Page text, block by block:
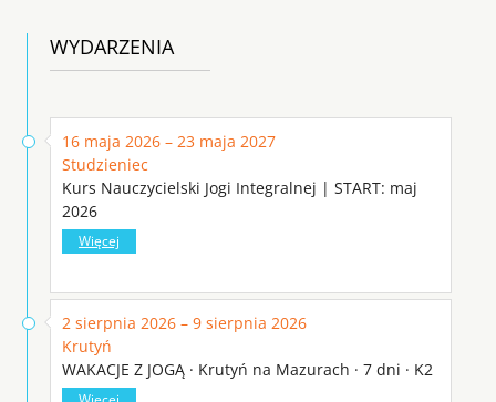
WYDARZENIA
16 maja 2026 – 23 maja 2027
Studzieniec
Kurs Nauczycielski Jogi Integralnej | START: maj
2026
Więcej
2 sierpnia 2026 – 9 sierpnia 2026
Krutyń
WAKACJE Z JOGĄ · Krutyń na Mazurach · 7 dni · K2